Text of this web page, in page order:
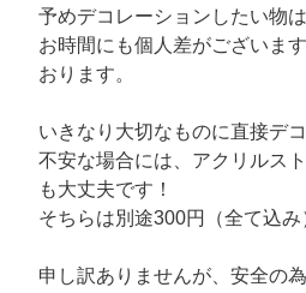
予めデコレーションしたい物
お時間にも個人差がございま
おります。
いきなり大切なものに直接デ
不安な場合には、アクリルス
も大丈夫です！
そちらは別途300円（全て込み
申し訳ありませんが、安全の